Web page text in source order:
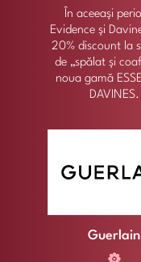
În aceeași
Evidence și
20% discount la
de „spălat și
noua gamă
DAVINES.
Guerlain